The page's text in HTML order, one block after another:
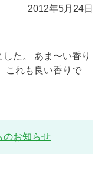
2012年5月24日
た。 あま〜い香り
これも良い香りで
のお知らせ